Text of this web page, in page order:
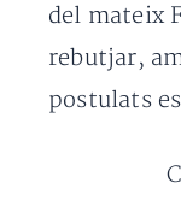
del mateix
rebutjar,
postulats